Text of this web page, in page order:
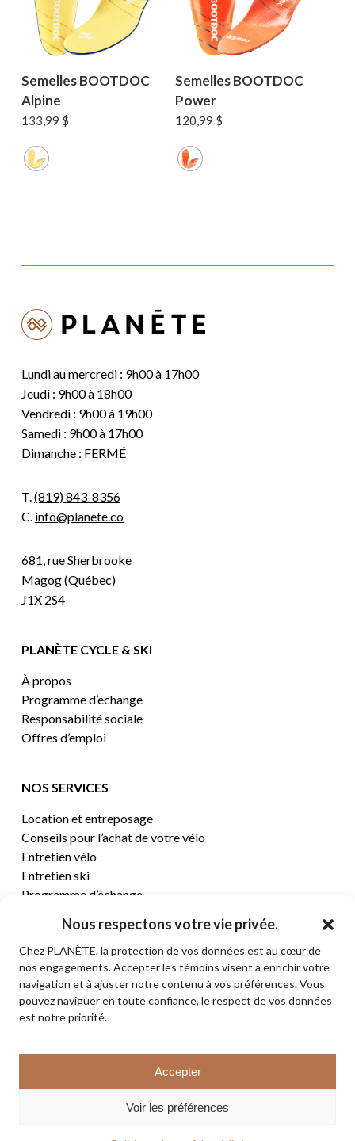
Nous respectons votre vie privée.
Chez PLANÈTE, la protection de vos données est au cœur de
nos engagements. Accepter les témoins visent à enrichir votre
navigation et à ajuster notre contenu à vos préférences. Vous
pouvez naviguer en toute confiance, le respect de vos données
est notre priorité.
Accepter
Voir les préférences
Sous-total: 0,00$
VOIR LE PANIER
Semelles BOOTDOC
Alpine
133,99 $
Semelles BOOTDOC
Power
120,99 $
Lundi au mercredi : 9h00 à 17h00
Jeudi : 9h00 à 18h00
Vendredi : 9h00 à 19h00
Samedi : 9h00 à 17h00
Dimanche : FERMÉ
T.(819) 843-8356
C. info@planete.co
681, rue Sherbrooke
Magog (Québec)
J1X 2S4
PLANÈTE CYCLE & SKI
À propos
Programme d’échange
Responsabilité sociale
Offres d’emploi
NOS SERVICES
Location et entreposage
Conseils pour l’achat de votre vélo
Entretien vélo
Entretien ski
Programme d’échange
CENTRE D’AIDE
Termes et conditions de vente
Retours et remboursements
Politique de confidentialité
© 2026 PLANÈTE CYCLE & SKI. Tous droits réservés.